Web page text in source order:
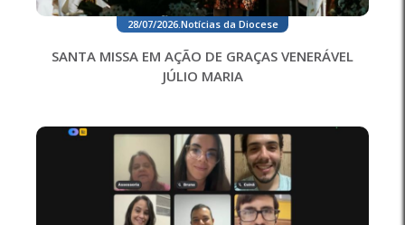
28/07/2026. Notícias da Diocese
SANTA MISSA EM AÇÃO DE GRAÇAS VENERÁVEL
JÚLIO MARIA